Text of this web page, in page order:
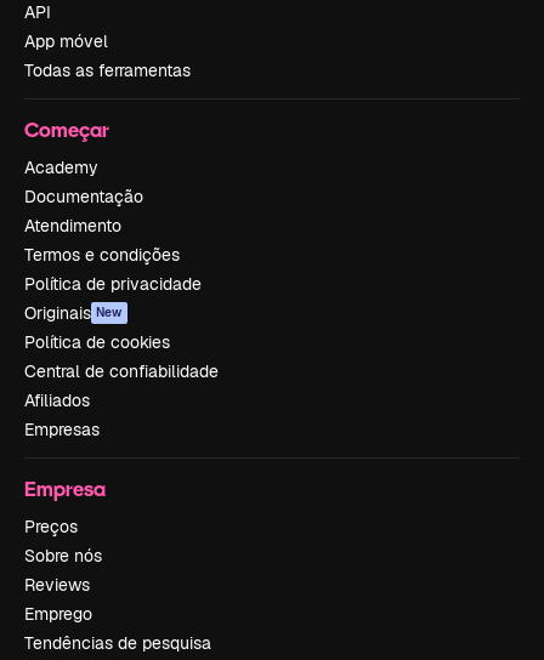
API
App móvel
Todas as ferramentas
Começar
Academy
Documentação
Atendimento
Termos e condições
Política de privacidade
Originais New
Política de cookies
Central de confiabilidade
Afiliados
Empresas
Empresa
Preços
Sobre nós
Reviews
Emprego
Tendências de pesquisa